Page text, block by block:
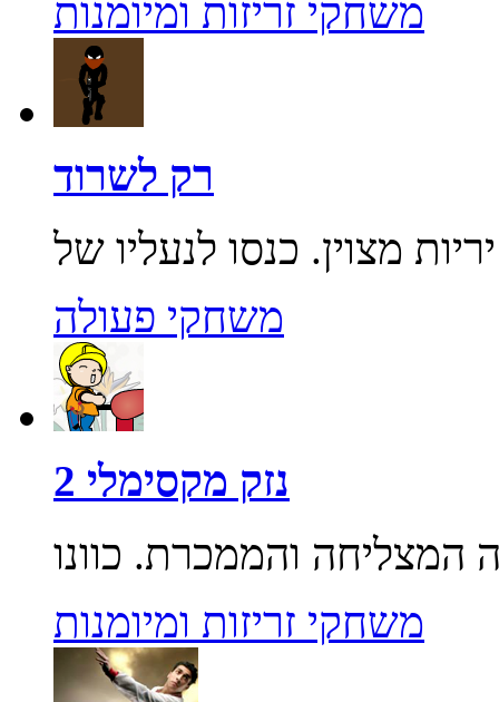
משחקי זריזות ומיומנות
רק לשרוד
משחקי פעולה
נזק מקסימלי 2
משחקי זריזות ומיומנות